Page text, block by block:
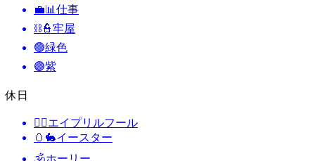
💼📊 仕事
⛓️👮牢屋
🟢緑色
🟣紫
休日
🙆‍♂️エイプリルフール
🥚🐇イースター
🕉ホーリー